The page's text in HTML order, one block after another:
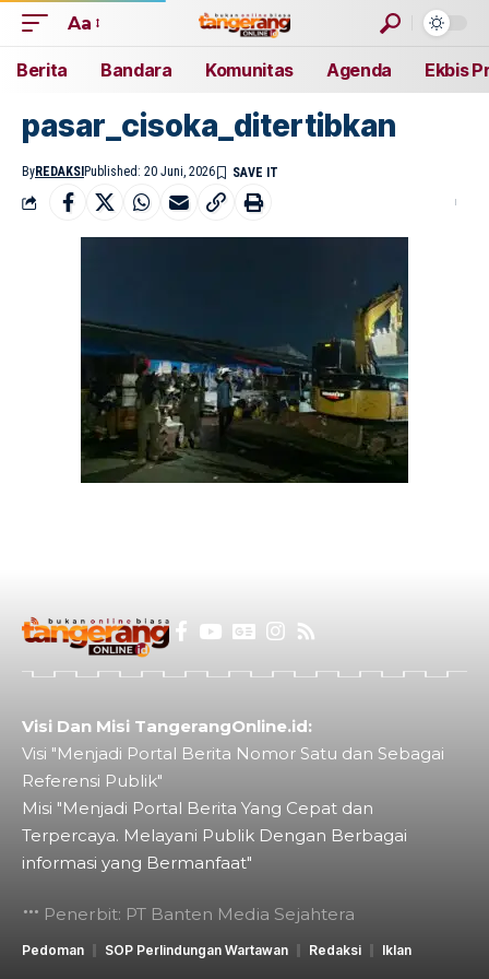
Aa
Berita Bandara Komunitas Agenda Ekbis
pasar_cisoka_ditertibkan
ByREDAKSI Published: 20 Juni, 2026
Visi Dan Misi TangerangOnline.id:
Visi "Menjadi Portal Berita Nomor Satu dan Sebagai
Referensi Publik"
Misi "Menjadi Portal Berita Yang Cepat dan
Terpercaya. Melayani Publik Dengan Berbagai
informasi yang Bermanfaat"
Penerbit: PT Banten Media Sejahtera
Pedoman SOP Perlindungan Wartawan Redaksi Iklan